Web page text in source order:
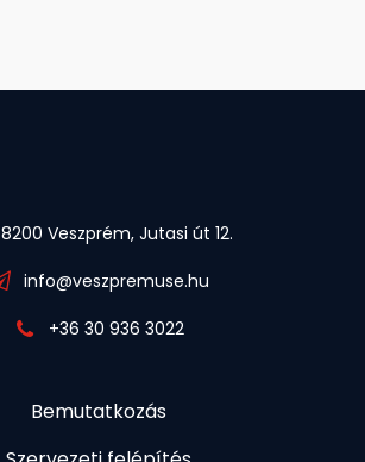
8200 Veszprém, Jutasi út 12.
info@veszpremuse.hu
+36 30 936 3022
Bemutatkozás